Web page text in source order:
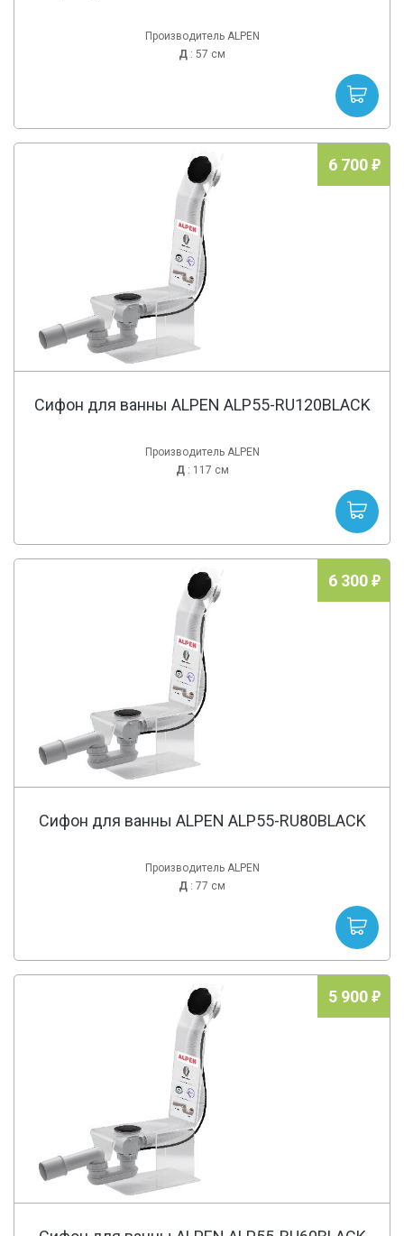
Производитель ALPEN
Д : 57 см
6 700
Сифон для ванны ALPEN ALP55-RU120BLACK
Производитель ALPEN
Д : 117 см
6 300
Сифон для ванны ALPEN ALP55-RU80BLACK
Производитель ALPEN
Д : 77 см
5 900